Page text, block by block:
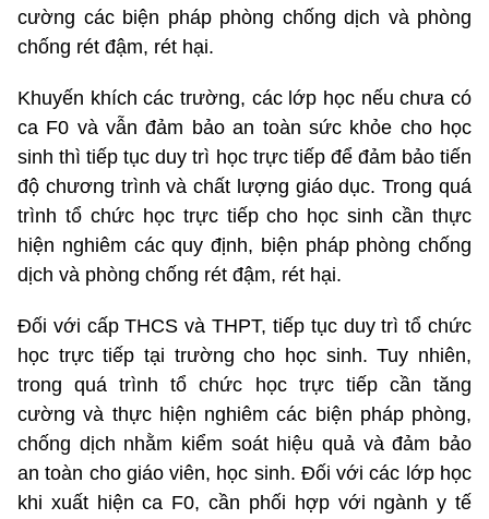
cường các biện pháp phòng chống dịch và phòng
chống rét đậm, rét hại.
Khuyến khích các trường, các lớp học nếu chưa có
ca F0 và vẫn đảm bảo an toàn sức khỏe cho học
sinh thì tiếp tục duy trì học trực tiếp để đảm bảo tiến
độ chương trình và chất lượng giáo dục. Trong quá
trình tổ chức học trực tiếp cho học sinh cần thực
hiện nghiêm các quy định, biện pháp phòng chống
dịch và phòng chống rét đậm, rét hại.
Đối với cấp THCS và THPT, tiếp tục duy trì tổ chức
học trực tiếp tại trường cho học sinh. Tuy nhiên,
trong quá trình tổ chức học trực tiếp cần tăng
cường và thực hiện nghiêm các biện pháp phòng,
chống dịch nhằm kiểm soát hiệu quả và đảm bảo
an toàn cho giáo viên, học sinh. Đối với các lớp học
khi xuất hiện ca F0, cần phối hợp với ngành y tế